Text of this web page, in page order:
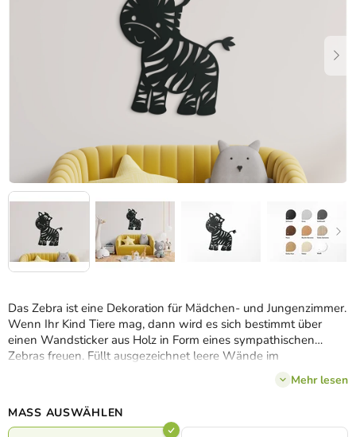
Das Zebra ist eine Dekoration für Mädchen- und Jungenzimmer.
Wenn Ihr Kind Tiere mag, dann wird es sich bestimmt über
einen Wandsticker aus Holz in Form eines sympathischen
Zebras freuen. Füllt ausgezeichnet leere Wände im
Mehr lesen
MASS AUSWÄHLEN